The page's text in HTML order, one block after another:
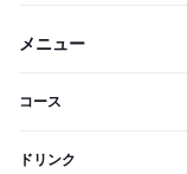
メニュー
コース
ドリンク